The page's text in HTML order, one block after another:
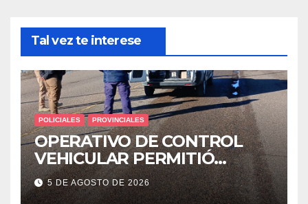
Tal vez te interese
POLICIALES PROVINCIALES
OPERATIVO DE CONTROL
VEHICULAR PERMITIÓ
LOCALIZAR A UN HOMBRE
CON PEDIDO DE PARADERO
5 DE AGOSTO DE 2026